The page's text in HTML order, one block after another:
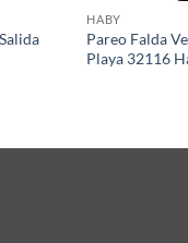
HABY
Pareo Falda
Playa 32116